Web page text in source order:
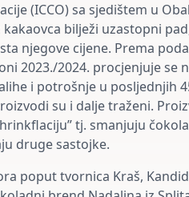
(ICCO) sa sjedištem u
bilježi uzastopni
njegove cijene. Prema
2023./2024. procjenjuje se
i potrošnje u posljednjih
su i dalje traženi.
tj. smanjuju
druge sastojke.
poput tvornica Kraš, Kandid